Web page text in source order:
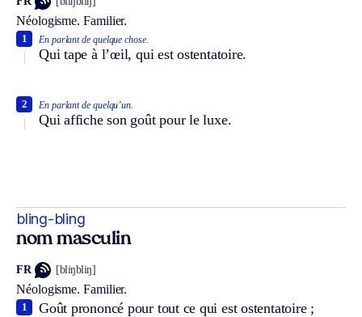
Néologisme. Familier.
En parlant de quelque chose.
Qui tape à l’œil, qui est ostentatoire.
1
En parlant de quelqu’un.
Qui affiche son goût pour le luxe.
2
bling-bling
nom masculin
FR [bliŋbliŋ]
Néologisme. Familier.
Goût prononcé pour tout ce qui est ostentatoire ;
1